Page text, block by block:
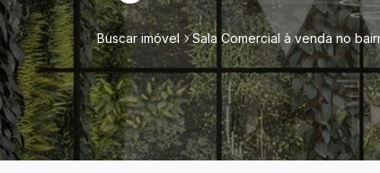
Buscar imóvel Sala Comercial à venda no